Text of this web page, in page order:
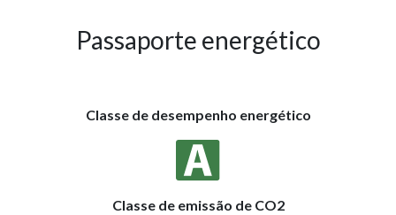
Passaporte energético
Classe de desempenho energético
Classe de emissão de CO2